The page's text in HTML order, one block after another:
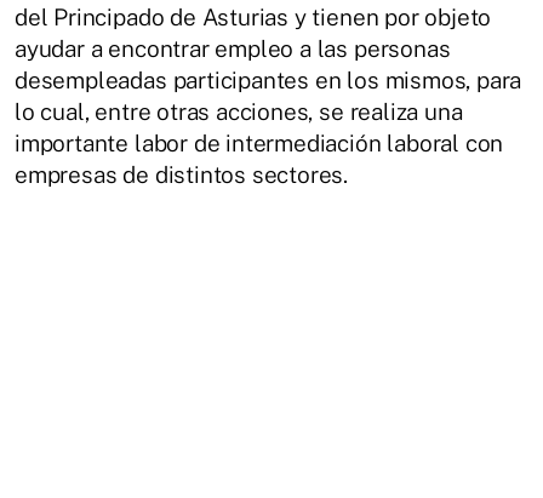
del Principado de Asturias y tienen por objeto
ayudar a encontrar empleo a las personas
desempleadas participantes en los mismos, para
lo cual, entre otras acciones, se realiza una
importante labor de intermediación laboral con
empresas de distintos sectores.